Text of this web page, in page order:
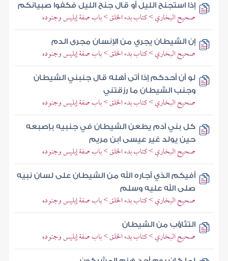
إذا استجنح الليل أو قال جنح الليل فكفوا صبيانكم
صحيح البخاري > كتاب بدء الخلق > باب صفة إبليس وجنوده
إن الشيطان يجري من الإنسان مجرى الدم
صحيح البخاري > كتاب بدء الخلق > باب صفة إبليس وجنوده
لو أن أحدكم إذا أتى أهله قال جنبني الشيطان
وجنب الشيطان ما رزقتني
صحيح البخاري > كتاب بدء الخلق > باب صفة إبليس وجنوده
كل بني آدم يطعن الشيطان في جنبيه بإصبعه
حين يولد غير عيسى ابن مريم
صحيح البخاري > كتاب بدء الخلق > باب صفة إبليس وجنوده
أفيكم الذي أجاره الله من الشيطان على لسان نبيه
صلى الله عليه وسلم
صحيح البخاري > كتاب بدء الخلق > باب صفة إبليس وجنوده
التثاؤب من الشيطان
صحيح البخاري > كتاب بدء الخلق > باب صفة إبليس وجنوده